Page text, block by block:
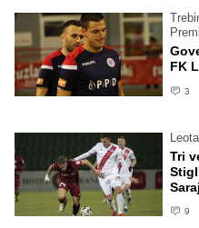
FK
3
Tri
9